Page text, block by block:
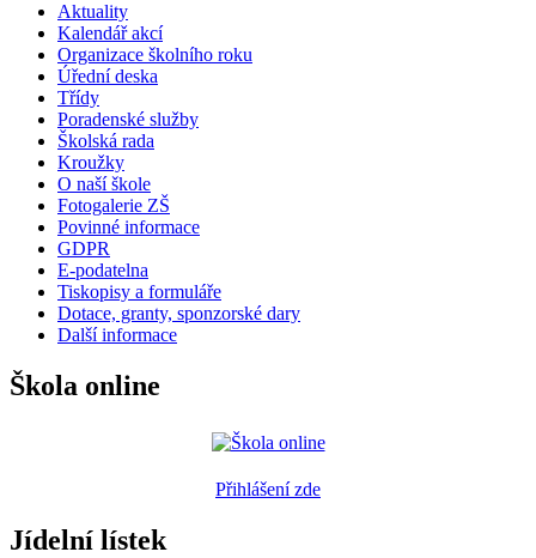
Aktuality
Kalendář akcí
Organizace školního roku
Úřední deska
Třídy
Poradenské služby
Školská rada
Kroužky
O naší škole
Fotogalerie ZŠ
Povinné informace
GDPR
E-podatelna
Tiskopisy a formuláře
Dotace, granty, sponzorské dary
Další informace
Škola online
Přihlášení zde
Jídelní lístek